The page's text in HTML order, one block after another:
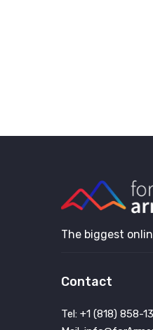
The biggest
Contact
Tel: +1 (818) 858-